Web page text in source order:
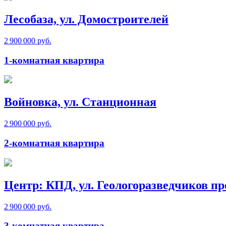
Лесобаза, ул. Домостроителей
2 900 000 руб.
1-комнатная квартира
Войновка, ул. Станционная
2 900 000 руб.
2-комнатная квартира
Центр: КПД, ул. Геологоразведчиков
2 900 000 руб.